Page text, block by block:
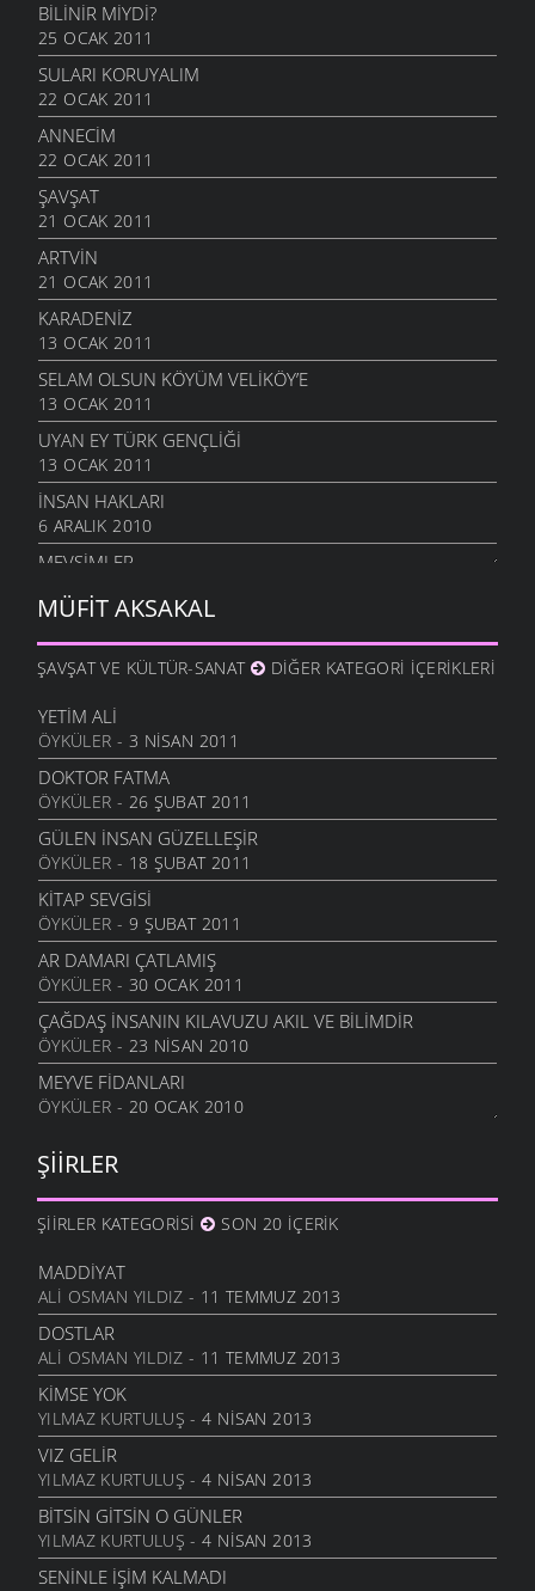
BILINIR MIYDI?
25 OCAK 2011
SULARI KORUYALIM
22 OCAK 2011
ANNECIM
22 OCAK 2011
ŞAVŞAT
21 OCAK 2011
ARTVIN
21 OCAK 2011
KARADENIZ
13 OCAK 2011
SELAM OLSUN KÖYÜM VELIKÖY’E
13 OCAK 2011
UYAN EY TÜRK GENÇLIĞI
13 OCAK 2011
İNSAN HAKLARI
6 ARALIK 2010
MEVSIMLER
SEVGILIYE
17 KASIM 2010
YERLI MALI
17 KASIM 2010
BÜYÜK ATATÜRK
13 KASIM 2010
AĞAÇLARI KORUYALIM
13 KASIM 2010
CUMHURIYET
13 KASIM 2010
DEVLET DEDIĞIN
13 KASIM 2010
KADER
2 KASIM 2010
TEMBEL ÖĞRENCI
2 KASIM 2010
KITAP
GÜLSEREN
17 EKIM 2010
DEDEM
EVIN HALLERI
17 EKIM 2010
KÖŞE KAPMACA
15 EKIM 2010
TAŞITLAR
15 EKIM 2010
O YARA MEKTUP
13 EKIM 2010
VEFASIZ DOSTLAR
13 EKIM 2010
MÜFIT AKSAKAL
ŞAVŞAT VE KÜLTÜR-SANAT DIĞER KATEGORI İÇERIKLERI
YETIM ALI
ÖYKÜLER - 3 NISAN 2011
DOKTOR FATMA
ÖYKÜLER - 26 ŞUBAT 2011
GÜLEN İNSAN GÜZELLEŞIR
ÖYKÜLER - 18 ŞUBAT 2011
KITAP SEVGISI
ÖYKÜLER - 9 ŞUBAT 2011
AR DAMARI ÇATLAMIŞ
ÖYKÜLER - 30 OCAK 2011
ÇAĞDAŞ İNSANIN KILAVUZU AKIL VE BILIMDIR
ÖYKÜLER - 23 NISAN 2010
MEYVE FIDANLARI
ÖYKÜLER - 20 OCAK 2010
ŞIIRLER
ŞIIRLER KATEGORISI SON 20 İÇERIK
MADDIYAT
ALI OSMAN YILDIZ - 11 TEMMUZ 2013
DOSTLAR
ALI OSMAN YILDIZ - 11 TEMMUZ 2013
KIMSE YOK
YILMAZ KURTULUŞ - 4 NISAN 2013
VIZ GELIR
YILMAZ KURTULUŞ - 4 NISAN 2013
BITSIN GITSIN O GÜNLER
YILMAZ KURTULUŞ - 4 NISAN 2013
SENINLE İŞIM KALMADI